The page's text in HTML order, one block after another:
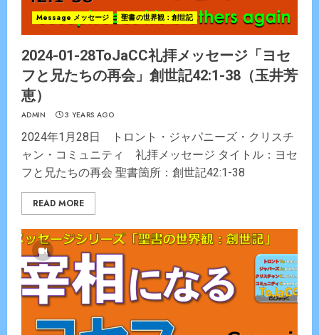
Message メッセージ 聖書の世界観：創世記
2024-01-28ToJaCC礼拝メッセージ「ヨセ
フと兄たちの再会」創世記42:1-38（玉井芳
恵）
ADMIN 3 YEARS AGO
2024年1月28日 トロント・ジャパニーズ・クリスチ
ャン・コミュニティ 礼拝メッセージ タイトル：ヨセ
フと兄たちの再会 聖書箇所：創世記42:1-38
READ MORE